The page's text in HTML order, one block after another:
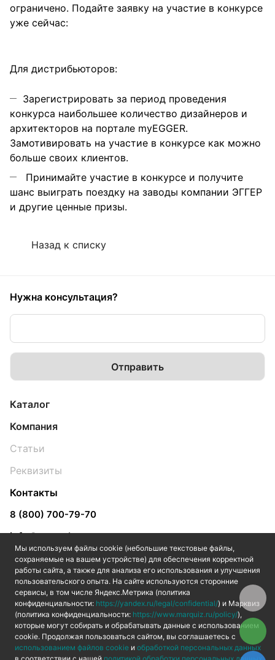
Мы используем файлы cookie (небольшие текстовые файлы,
сохраняемые на вашем устройстве) для обеспечения корректной
работы сайта, а также для анализа его использования и улучшения
пользовательского опыта. На сайте используются сторонние
сервисы, в том числе Яндекс.Метрика (политика
конфиденциальности: https://yandex.ru/legal/confidential/) и Марквиз
(политика конфиденциальности: https://www.marquiz.ru/policy/),
которые могут собирать и обрабатывать данные с использованием
cookie. Продолжая пользоваться сайтом, вы соглашаетесь с
использованием файлов cookie иобработкой персональных данных
ограничено. Подайте заявку на участие в конкурсе
уже сейчас:
Для диcтрибьюторов:
Зарегистрировать за период проведения
конкурса наибольшее количество дизайнеров и
архитекторов на портале myEGGER.
Замотивировать на участие в конкурсе как можно
больше своих клиентов.
Принимайте участие в конкурсе и получите
шанс выиграть поездку на заводы компании ЭГГЕР
и другие ценные призы.
Назад к списку
Нужна консультация?
Каталог
Компания
Статьи
Реквизиты
Контакты
8 (800) 700-79-70
info@yugpol.com
Ярославль
© 2026 Интернет-магазин Полы.com